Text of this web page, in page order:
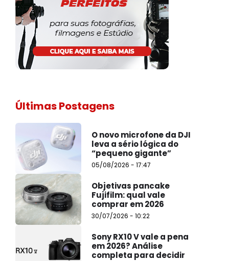
Últimas Postagens
O novo microfone da DJI
leva a sério lógica do
“pequeno gigante”
05/08/2026 - 17:47
Objetivas pancake
Fujifilm: qual vale
comprar em 2026
30/07/2026 - 10:22
Sony RX10 V vale a pena
em 2026? Análise
completa para decidir